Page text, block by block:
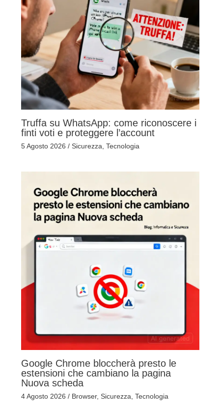
Truffa su WhatsApp: come riconoscere i
finti voti e proteggere l’account
5 Agosto 2026 / Sicurezza, Tecnologia
Google Chrome bloccherà presto le
estensioni che cambiano la pagina
Nuova scheda
4 Agosto 2026 / Browser, Sicurezza, Tecnologia